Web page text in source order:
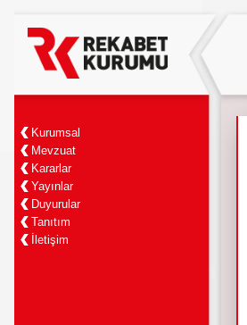
Kurumsal
Mevzuat
Kararlar
Yayınlar
Duyurular
Tanıtım
İletişim